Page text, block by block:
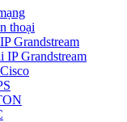
thoại
Grandstream
IP Grandstream